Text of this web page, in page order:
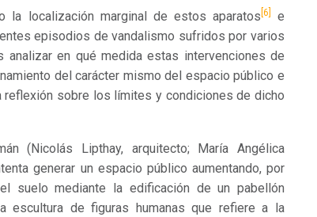
la localización marginal de estos aparatos [6]
e
episodios de vandalismo sufridos por varios
analizar en qué medida estas intervenciones de
del carácter mismo del espacio público e
reflexión sobre los límites y condiciones de dicho
(Nicolás Lipthay, arquitecto; María Angélica
generar un espacio público aumentando, por
suelo mediante la edificación de un pabellón
escultura de figuras humanas que refiere a la